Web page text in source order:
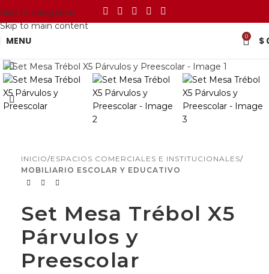
Skip to navigation
Skip to main content
MENU 0 $
INICIO ESPACIOS COMERCIALES E INSTITUCIONALES
MOBILIARIO ESCOLAR Y EDUCATIVO
Set Mesa Trébol X5
Párvulos y
Preescolar